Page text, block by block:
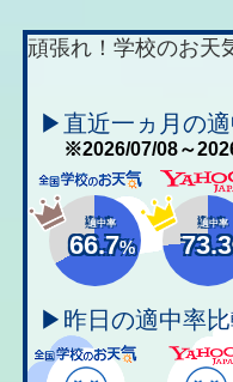
頑張れ！学校のお天
▶直近一ヵ月の
※2026/07/08～
適中率
66.7%
適中率
73.3
▶昨日の適中率